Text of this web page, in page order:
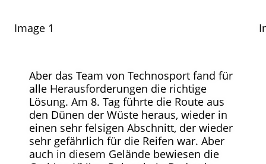
Image 1
Aber das Team von Technosport fand für
alle Herausforderungen die richtige
Lösung. Am 8. Tag führte die Route aus
den Dünen der Wüste heraus, wieder in
einen sehr felsigen Abschnitt, der wieder
sehr gefährlich für die Reifen war. Aber
auch in diesem Gelände bewiesen die